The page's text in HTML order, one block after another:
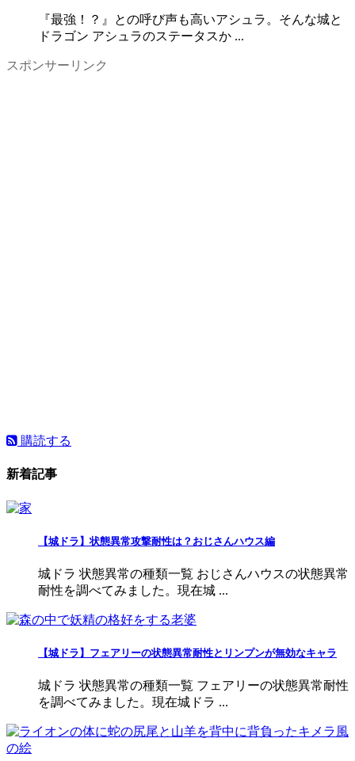
『最強！？』との呼び声も高いアシュラ。そんな城と
ドラゴン アシュラのステータスか ...
スポンサーリンク
購読する
新着記事
【城ドラ】状態異常攻撃耐性は？おじさんハウス編
城ドラ 状態異常の種類一覧 おじさんハウスの状態異常
耐性を調べてみました。現在城 ...
【城ドラ】フェアリーの状態異常耐性とリンプンが無効なキャラ
城ドラ 状態異常の種類一覧 フェアリーの状態異常耐性
を調べてみました。現在城ドラ ...